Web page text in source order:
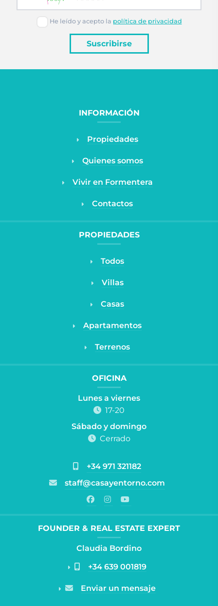
He leído y acepto la política de privacidad
Suscribirse
INFORMACIÓN
Propiedades
Quienes somos
Vivir en Formentera
Contactos
PROPIEDADES
Todos
Villas
Casas
Apartamentos
Terrenos
OFICINA
Lunes a viernes
17-20
Sábado y domingo
Cerrado
+34 971 321182
staff@casayentorno.com
FOUNDER & REAL ESTATE EXPERT
Claudia Bordino
+34 639 001819
Enviar un mensaje